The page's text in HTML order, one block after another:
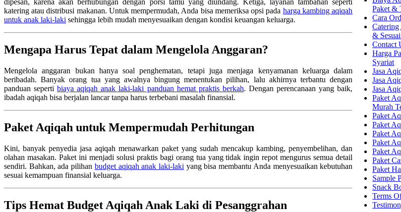
dipesan, karena akan berhubungan dengan porsi tamu yang diundang. Ketiga, layanan tambahan seperti
katering atau distribusi makanan. Untuk mempermudah, Anda bisa memeriksa opsi pada harga kambing aqiqah
untuk anak laki-laki sehingga lebih mudah menyesuaikan dengan kondisi keuangan keluarga.
Mengapa Harus Tepat dalam Mengelola Anggaran?
Mengelola anggaran bukan hanya soal penghematan, tetapi juga menjaga kenyamanan keluarga dalam
beribadah. Banyak orang tua yang awalnya bingung menentukan pilihan, lalu akhirnya terbantu dengan
panduan sepertibiaya aqiqah anak laki-laki panduan hemat praktis berkah. Dengan perencanaan yang baik,
ibadah aqiqah bisa berjalan lancar tanpa harus terbebani masalah finansial.
Paket Aqiqah untuk Mempermudah Perhitungan
Kini, banyak penyedia jasa aqiqah menawarkan paket yang sudah mencakup kambing, penyembelihan, dan
olahan masakan. Paket ini menjadi solusi praktis bagi orang tua yang tidak ingin repot mengurus semua detail
sendiri. Bahkan, ada pilihan budget aqiqah anak laki-laki yang bisa membantu Anda menyesuaikan kebutuhan
sesuai kemampuan finansial keluarga.
Tips Hemat Budget Aqiqah Anak Laki di Pesanggrahan
Paket &
Cara
Catering
&
Contact
Harga
Syariat
Jasa
Jasa
Jasa
Paket
Murah
Paket
Paket
Paket
Paket
Paket
Paket
Paket
Sample
Snack
Terms